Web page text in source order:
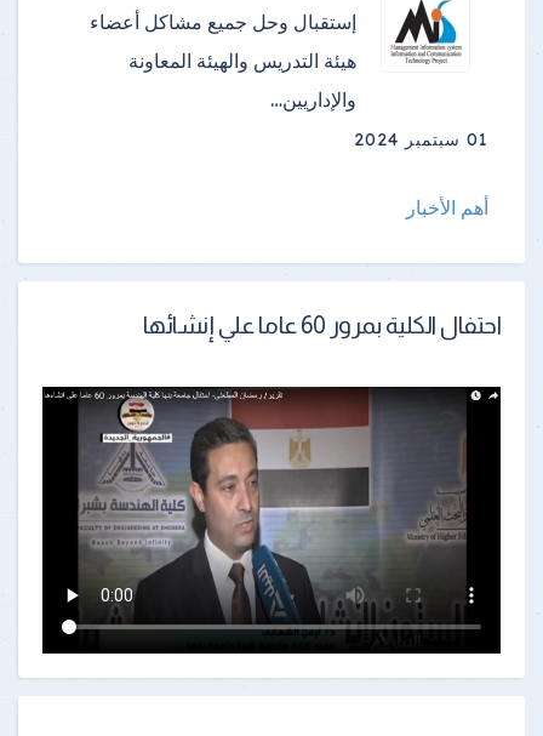
إستقبال وحل جميع مشاكل أعضاء
هيئة التدريس والهيئة المعاونة
والإداريين…
01 سبتمبر 2024
أهم الأخبار
احتفال الكلية بمرور 60 عاما علي إنشائها